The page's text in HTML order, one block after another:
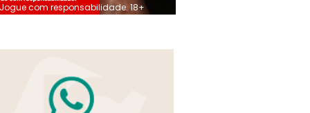
Jogue com responsabilidade. 18+